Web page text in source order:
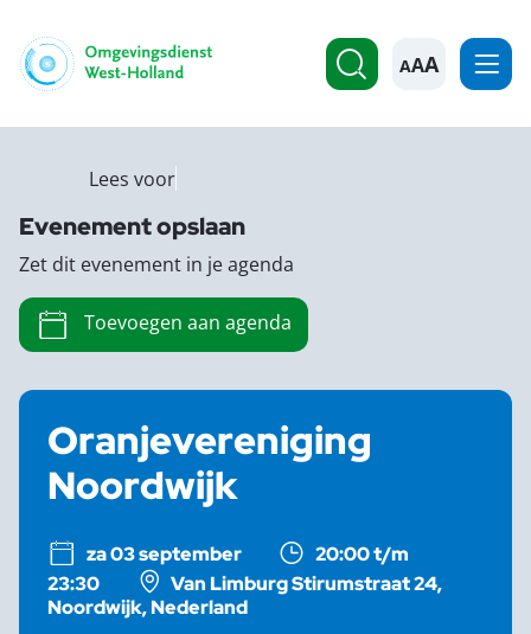
A
Oranjevereniging
Noordwijk
za 03 september
20:00 t/m
23:30
Van Limburg Stirumstraat 24,
Noordwijk, Nederland
Lees voor
Evenement opslaan
Zet dit evenement in je agenda
Toevoegen aan agenda